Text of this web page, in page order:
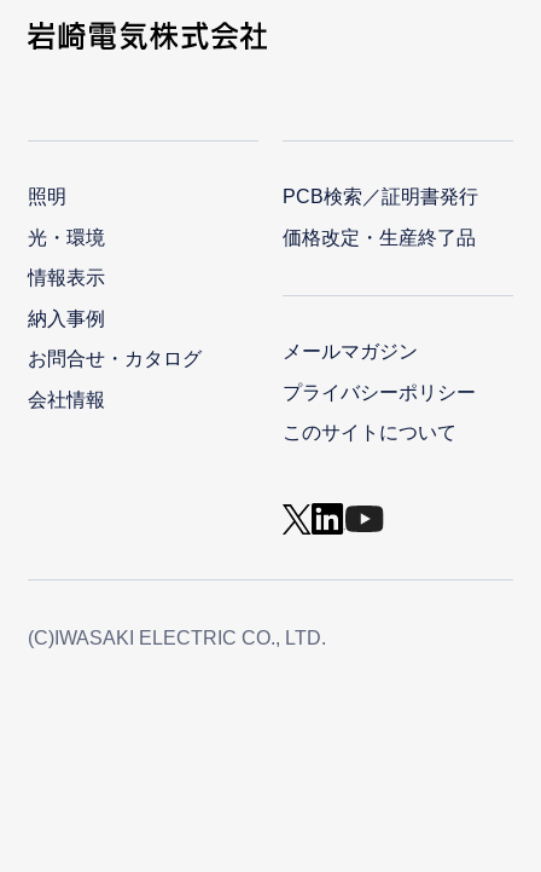
照明
光・環境
情報表示
納入事例
お問合せ・カタログ
会社情報
PCB検索／証明書発行
価格改定・生産終了品
メールマガジン
プライバシーポリシー
このサイトについて
(C)IWASAKI ELECTRIC CO., LTD.